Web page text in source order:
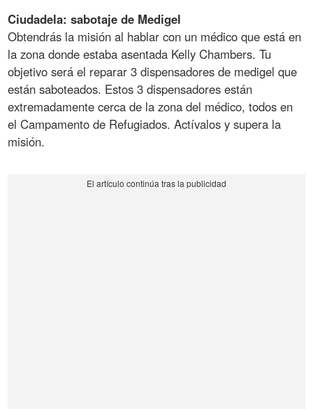
Ciudadela: sabotaje de Medigel
Obtendrás la misión al hablar con un médico que está en
la zona donde estaba asentada Kelly Chambers. Tu
objetivo será el reparar 3 dispensadores de medigel que
están saboteados. Estos 3 dispensadores están
extremadamente cerca de la zona del médico, todos en
el Campamento de Refugiados. Actívalos y supera la
misión.